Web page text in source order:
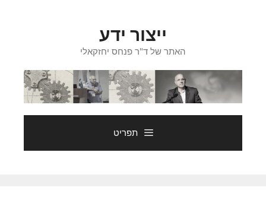
ייצור ידע
האתר של ד"ר פנחס יחזקאלי
תפריט